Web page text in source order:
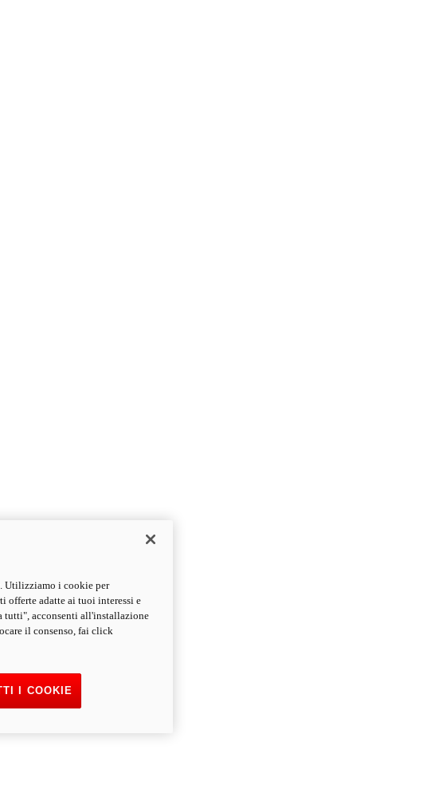
Utilizziamo i cookie per
offerte adatte ai tuoi interessi e
tutti", acconsenti all'installazione
il consenso, fai click
I COOKIE